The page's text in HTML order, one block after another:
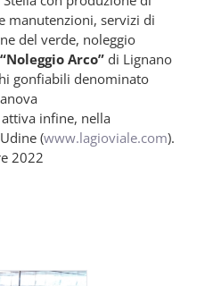
manutenzioni, servizi di
del verde, noleggio
“Noleggio Arco” di Lignano
gonfiabili denominato
attiva infine, nella
(www.lagioviale.com).
2022